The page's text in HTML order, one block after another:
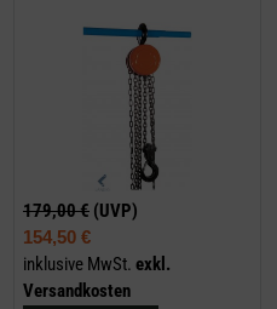
179,00 € (UVP)
154,50 €
inklusive MwSt. exkl.
Versandkosten